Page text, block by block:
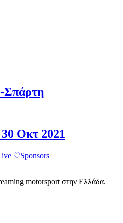
Σπάρτη
Οκτ 2021
♡Sponsors
motorsport στην Ελλάδα.